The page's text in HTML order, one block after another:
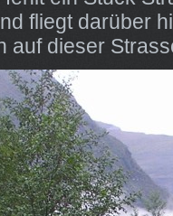
fliegt darüber
auf dieser